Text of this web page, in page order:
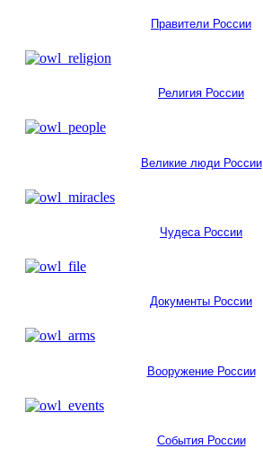
Правители России
Религия России
Великие люди России
Чудеса России
Документы России
Вооружение России
События России